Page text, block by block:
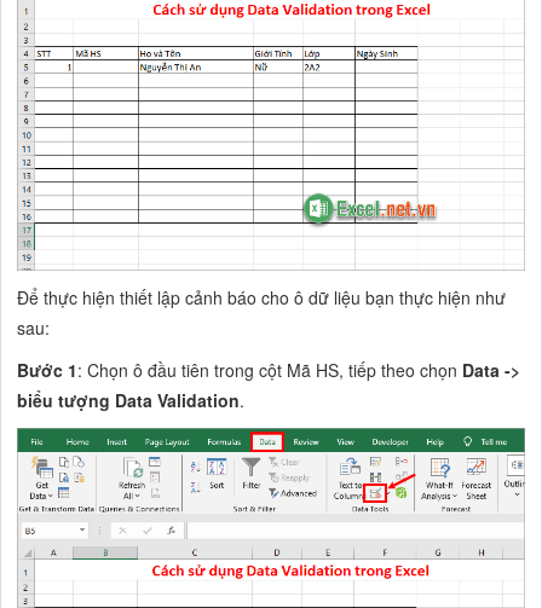
Để thực hiện thiết lập cảnh báo cho ô dữ liệu bạn thực hiện như
sau:
Bước 1: Chọn ô đầu tiên trong cột Mã HS, tiếp theo chọn Data ->
biểu tượng Data Validation.